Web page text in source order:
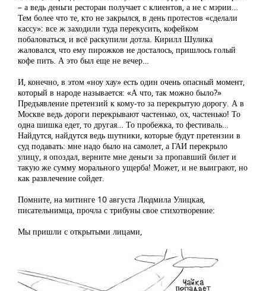
– а ведь деньги ресторан получает с клиентов, а не с мэрии…
Тем более что те, кто не закрылся, в день протестов «сделали
кассу»: все ж заходили туда перекусить, кофейком
побаловаться, и всё раскупили дотла. Кирилл Шулика
жаловался, что ему пирожков не досталось, пришлось голый
кофе пить. А это был еще не вечер…
И, конечно, в этом «ноу хау» есть один очень опасный момент,
который в народе называется: «А что, так можно было?»
Предъявление претензий к кому-то за перекрытую дорогу. А в
Москве ведь дороги перекрывают частенько, ох, частенько! То
одна шишка едет, то другая… То пробежка, то фестиваль…
Найдутся, найдутся ведь шутники, которые будут претензии в
суд подавать: мне надо было на самолет, а ГАИ перекрыло
улицу, я опоздал, верните мне деньги за пропавший билет и
такую же сумму морального ущерба! Может, и не выиграют, но
как развлечение сойдет.
Помните, на митинге 10 августа Людмила Улицкая,
писательнимца, прочла с трибуны свое стихотворение:
Мы пришли с открытыми лицами,